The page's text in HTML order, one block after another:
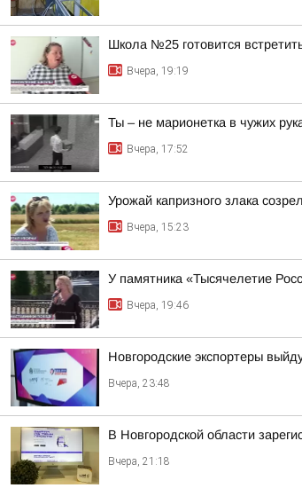
Школа №25 готовится
Вчера, 19:19
Ты – не марионетка в чужих
Вчера, 17:52
Урожай капризного злака
Вчера, 15:23
У памятника «Тысячелетие
Вчера, 19:46
Новгородские экспортеры
Вчера, 23:48
В Новгородской области
Вчера, 21:18